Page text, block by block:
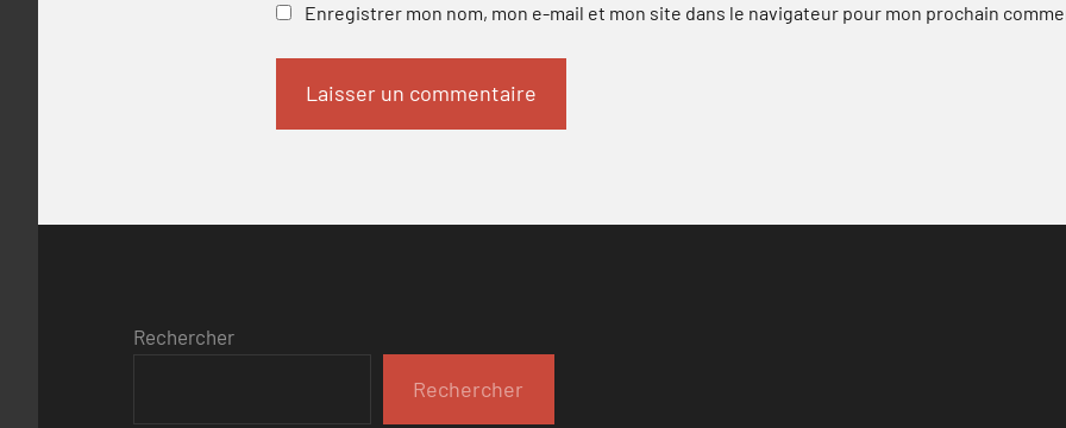
Enregistrer mon nom, mon e-mail et mon site dans le navigateur pour mon prochain
Rechercher
Rechercher